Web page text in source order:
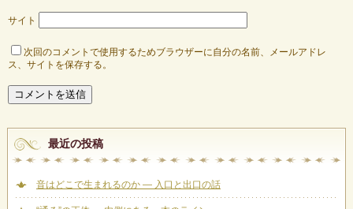
サイト
次回のコメントで使用するためブラウザーに自分の名前、メールアドレ
ス、サイトを保存する。
最近の投稿
音はどこで生まれるのか ― 入口と出口の話